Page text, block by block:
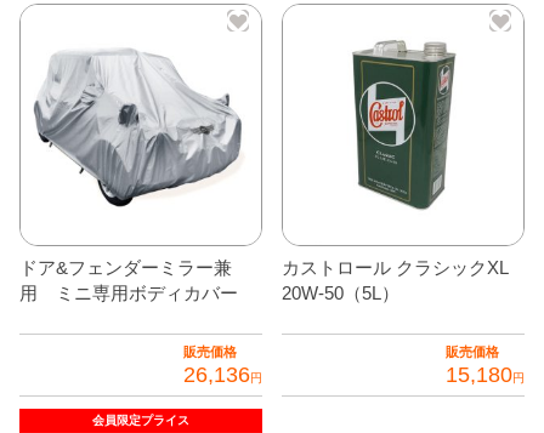
エンジン
サスペンション・ブレーキ
タイヤ・ホイール
レーシングパーツ
＋
メンテナンス・工具ツール
在庫処分品
CABANA(カバナ)
ドア&フェンダーミラー兼
用 ミニ専用ボディカバー
販売価格
26,136円
会員限定プライス
カストロール クラシックXL
20W-50（5L）
販売価格
15,180円